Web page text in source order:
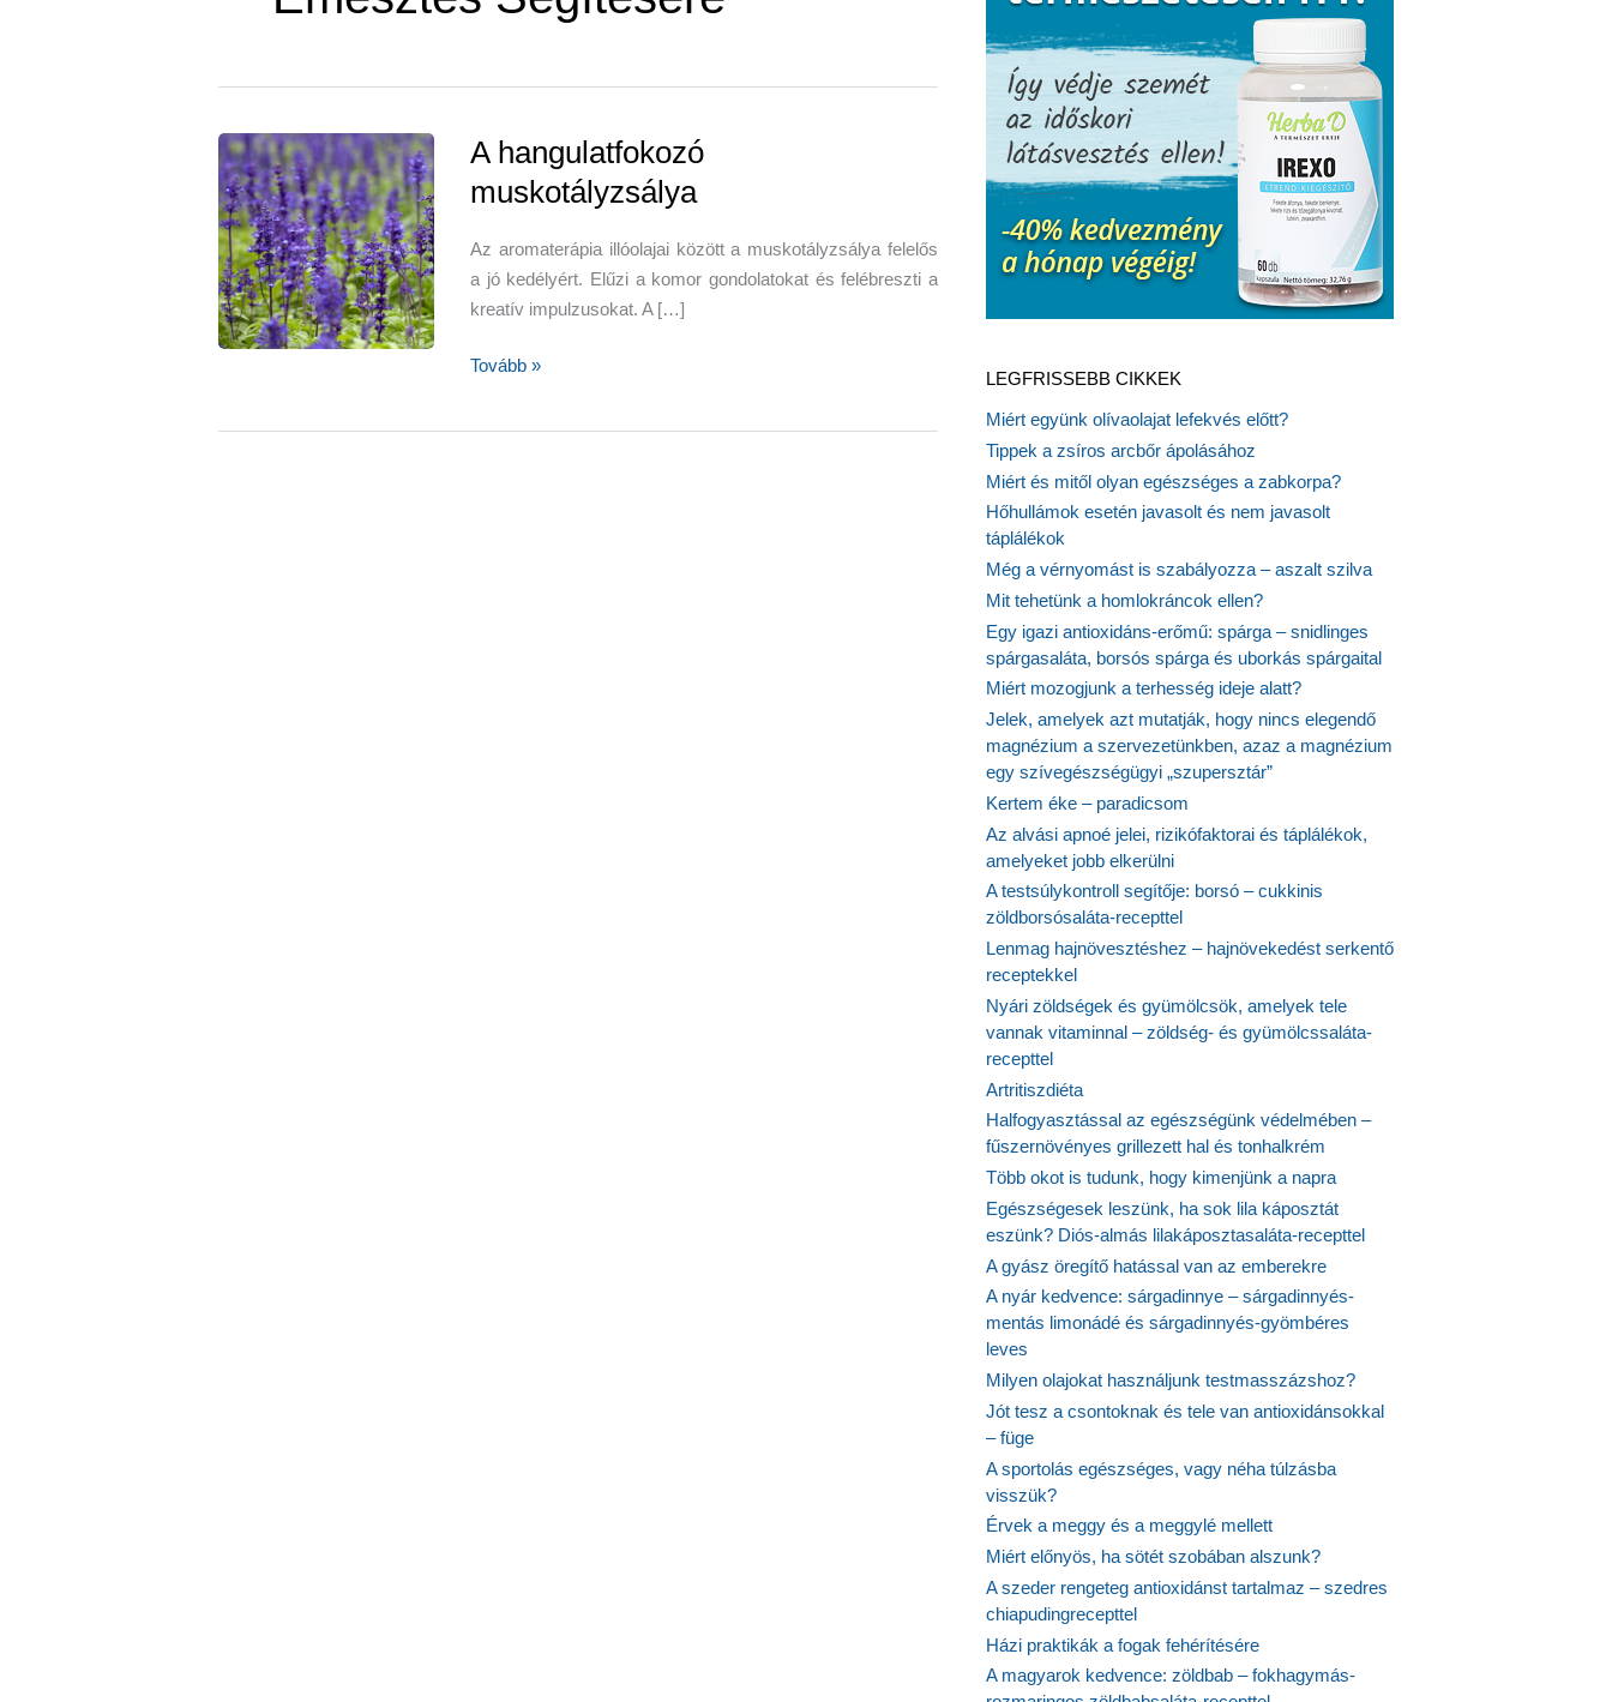
A hangulatfokozó
muskotályzsálya
Az aromaterápia illóolajai között a muskotályzsálya felelős
a jó kedélyért. Elűzi a komor gondolatokat és felébreszti a
kreatív impulzusokat. A […]
A
Tovább »
LEGFRISSEBB CIKKEK
Miért együnk olívaolajat lefekvés előtt?
Tippek a zsíros arcbőr ápolásához
Miért és mitől olyan egészséges a zabkorpa?
Hőhullámok esetén javasolt és nem javasolt
táplálékok
Még a vérnyomást is szabályozza – aszalt szilva
Mit tehetünk a homlokráncok ellen?
Egy igazi antioxidáns-erőmű: spárga – snidlinges
spárgasaláta, borsós spárga és uborkás spárgaital
Miért mozogjunk a terhesség ideje alatt?
Jelek, amelyek azt mutatják, hogy nincs elegendő
magnézium a szervezetünkben, azaz a magnézium
egy szívegészségügyi „szupersztár”
Kertem éke – paradicsom
Az alvási apnoé jelei, rizikófaktorai és táplálékok,
amelyeket jobb elkerülni
A testsúlykontroll segítője: borsó – cukkinis
zöldborsósaláta-recepttel
Lenmag hajnövesztéshez – hajnövekedést serkentő
receptekkel
Nyári zöldségek és gyümölcsök, amelyek tele
vannak vitaminnal – zöldség- és gyümölcssaláta-
recepttel
Artritiszdiéta
Halfogyasztással az egészségünk védelmében –
fűszernövényes grillezett hal és tonhalkrém
Több okot is tudunk, hogy kimenjünk a napra
Egészségesek leszünk, ha sok lila káposztát
eszünk? Diós-almás lilakáposztasaláta-recepttel
A gyász öregítő hatással van az emberekre
A nyár kedvence: sárgadinnye – sárgadinnyés-
mentás limonádé és sárgadinnyés-gyömbéres
leves
Milyen olajokat használjunk testmasszázshoz?
Jót tesz a csontoknak és tele van antioxidánsokkal
– füge
A sportolás egészséges, vagy néha túlzásba
visszük?
Érvek a meggy és a meggylé mellett
Miért előnyös, ha sötét szobában alszunk?
A szeder rengeteg antioxidánst tartalmaz – szedres
chiapudingrecepttel
Házi praktikák a fogak fehérítésére
A magyarok kedvence: zöldbab – fokhagymás-